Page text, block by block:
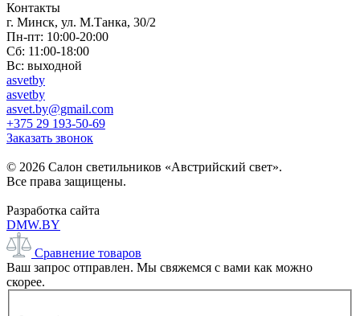
Контакты
г. Минск, ул. М.Танка, 30/2
Пн-пт: 10:00-20:00
Сб: 11:00-18:00
Вс: выходной
asvetby
asvetby
asvet.by@gmail.com
+375 29 193-50-69
Заказать звонок
© 2026 Салон светильников «Австрийский свет».
Все права защищены.
Разработка сайта
DMW.BY
Сравнение товаров
Ваш запрос отправлен. Мы свяжемся с вами как можно
скорее.